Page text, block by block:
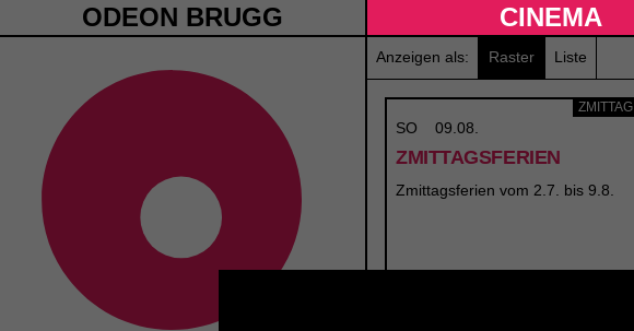
ODEON BRUGG CINEMA
Anzeigen als: Raster Liste
ZMITTAG
SO 09.08.
ZMITTAGSFERIEN
Zmittagsferien vom 2.7. bis 9.8.